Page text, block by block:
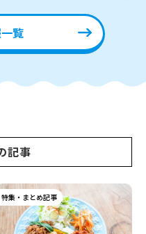
覧
記事
特集・まとめ記事